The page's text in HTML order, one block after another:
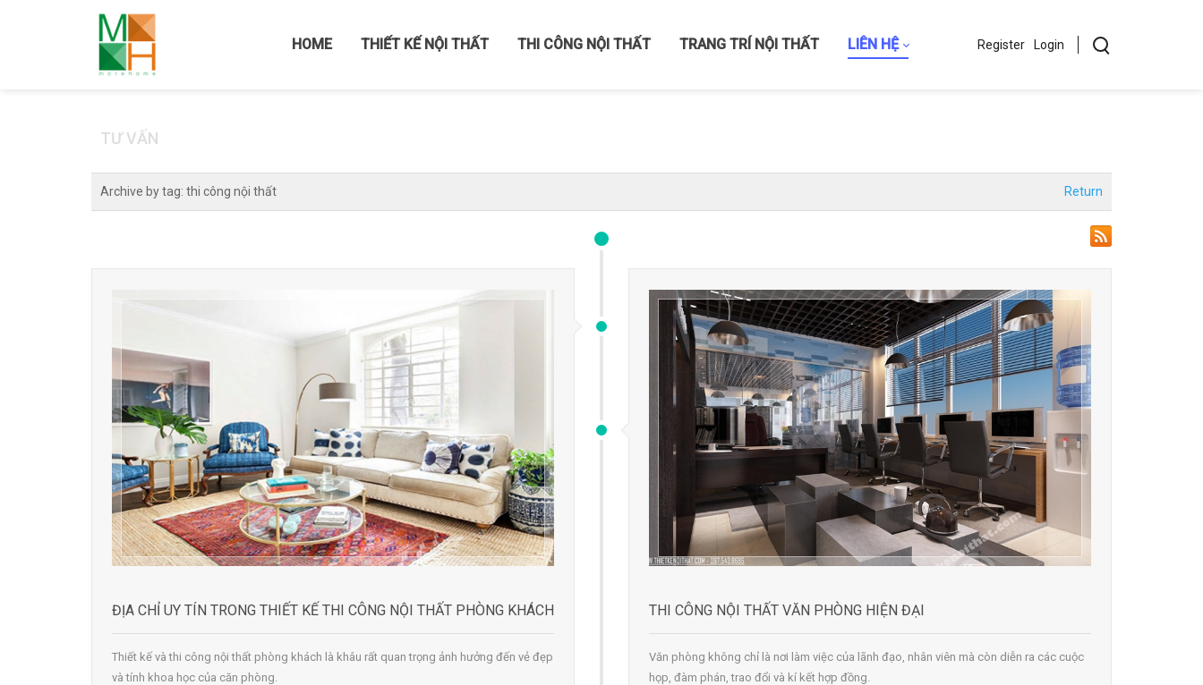
HOME THIẾT KẾ NỘI THẤT THI CÔNG NỘI THẤT TRANG TRÍ NỘI THẤT LIÊN HỆ Register Login
Home
TƯ VẤN
Archive by tag: thi công nội thất Return
ĐỊA CHỈ UY TÍN TRONG THIẾT KẾ THI CÔNG NỘI THẤT PHÒNG KHÁCH
Thiết kế và thi công nội thất phòng khách là khâu rất quan trọng ảnh hưởng đến vẻ đẹp
và tính khoa học của căn phòng.
THI CÔNG NỘI THẤT VĂN PHÒNG HIỆN ĐẠI
Văn phòng không chỉ là nơi làm việc của lãnh đạo, nhân viên mà còn diễn ra các cuộc
họp, đàm phán, trao đổi và kí kết hợp đồng.